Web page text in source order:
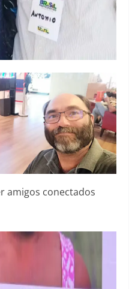
amigos conectados